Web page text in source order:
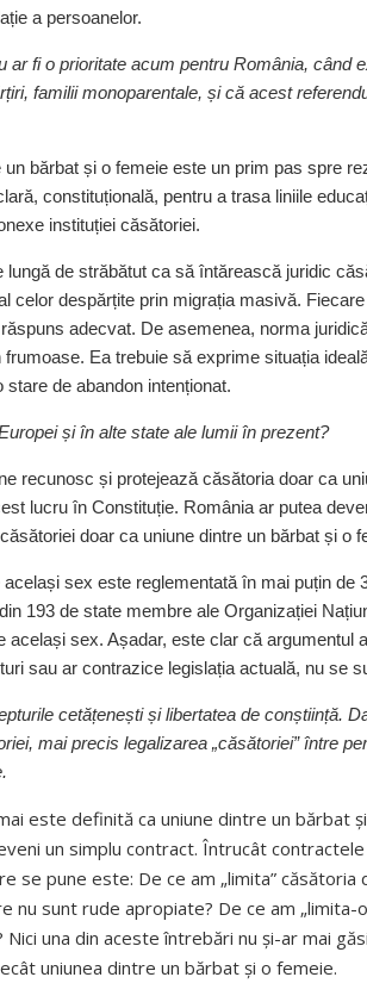
a persoanelor.
ar fi o prioritate acum pentru România, când
familii monoparentale, și că acest
bărbat și o femeie este un prim pas spre
consti­tuțională, pentru a trasa liniile
instituției căsătoriei.
de străbătut ca să întărească juridic
celor despăr­țite prin migrația masivă.
adecvat. De asemenea, norma
Ea trebuie să exprime situ­a­ția
de abandon inten­ționat.
și în alte state ale lumii în prezent?
recunosc și protejează căsătoria doar ca
lucru în Constituție. România ar putea
doar ca uniune dintre un bărbat și o
sex este reglementată în mai puțin de
193 de state membre ale Orga­nizației
același sex. Așadar, este clar că argumentul
sau ar contrazice legislația actuală, nu se
cetățenești și libertatea de conștiință.
mai precis legalizarea „căsătoriei” între
este definită ca uniune dintre un bărbat
un simplu contract. Întrucât
se pune este: De ce am „limita” căsătoria
nu sunt rude apropiate? De ce am „limita-
una din aceste întrebări nu și-ar mai
uniunea dintre un bărbat și o femeie.